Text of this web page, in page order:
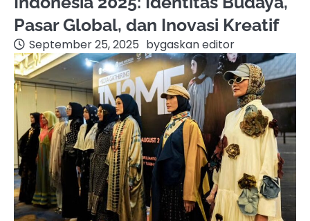
Pasar Global, dan Inovasi Kreatif
September 25, 2025 bygaskan editor